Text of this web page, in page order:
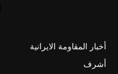
أخبار المقاومة الايرانية
أشرف